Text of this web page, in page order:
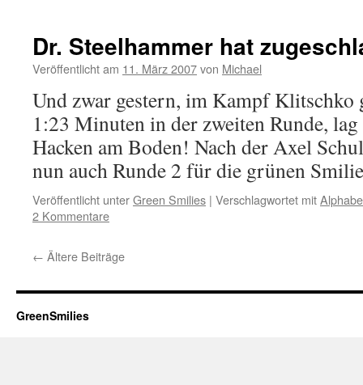
Dr. Steelhammer hat
Veröffentlicht am 11. März 2007von Michael
Und zwar gestern, im Kampf Klitschko
1:23 Minuten in der zweiten Runde,
Hacken am Boden! Nach der Axel
nun auch Runde 2 für die grünen
Veröffentlicht unterGreen Smilies | Verschlagwortet mit
2 Kommentare
← Ältere Beiträge
GreenSmilies